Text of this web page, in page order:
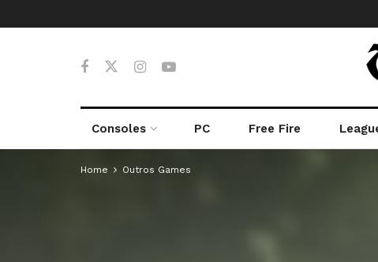
Consoles PC Free Fire
Home Outros Games